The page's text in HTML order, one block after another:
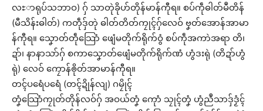
လႊာရုပ်သဘာဝ) ဂှ် သာတုဲခိုဟ်တိုန်မာန်ကီုရ။ စပ်ကဵုဓါတ်မဳတိန်
(မီသိန်းဓါတ်) ကတဵုဒှ်တုဲ ဓါတ်တိတ်ကၠုၚ်ဂှ်လေဝ် ဗၞတ်အောန်အာမာ
န်ကီုရ။ သၞောတ်တဵုသြောံ ဖျေံမတိုက်ရိုက်ဝွံ စပ်ကဵုအကာဲအရာ တိ၊
ဍာ်၊ နာနာသာ်ဂှ် စကာသၞောတ်ဖျေံမတိုက်ရိုက်ဏံ ဟွံဒးရုဲ (တိဍာ်ဟွံ
ရုဲ) လေဝ် ကၠောန်ၜိုတ်အာမာန်ကီုရ။
တၚ်ပရေံပရေံ (တၚ်ဍိုန်လျ) ဂမၠိုၚ်
တၞံသြောံကၠုတ်တိုန်လဝ်ဂှ် အဝယ်တၞံ ကေုာံ သၠုၚ်တၞံ ဟွံညဳသာဒှ်ဒၟံၚ်